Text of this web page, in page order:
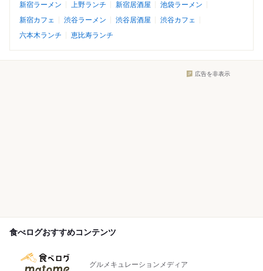
新宿ラーメン
上野ランチ 新宿居酒屋
池袋ラーメン
新宿カフェ
渋谷ラーメン 渋谷居酒屋
渋谷カフェ
六本木ランチ
恵比寿ランチ
広告を非表示
食べログおすすめコンテンツ
グルメキュレーションメディア